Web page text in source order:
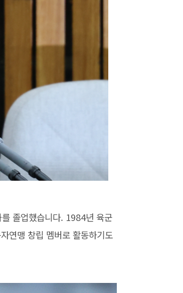
졸업했습니다. 1984년 육군
연맹 창립 멤버로 활동하기도